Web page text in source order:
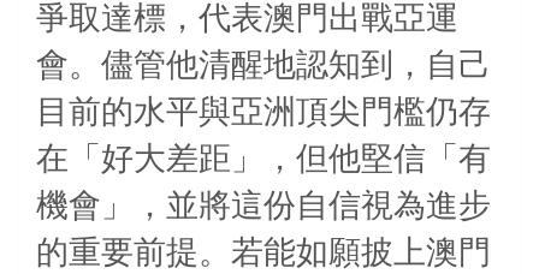
爭取達標，代表澳門出戰亞運
會。儘管他清醒地認知到，自己
目前的水平與亞洲頂尖門檻仍存
在「好大差距」，但他堅信「有
機會」，並將這份自信視為進步
的重要前提。若能如願披上澳門